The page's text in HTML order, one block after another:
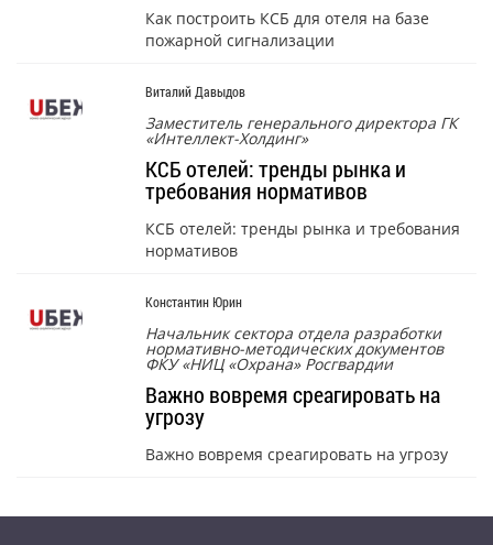
Как построить КСБ для отеля на базе
пожарной сигнализации
Виталий Давыдов
Заместитель генерального директора ГК
«Интеллект-Холдинг»
КСБ отелей: тренды рынка и
требования нормативов
КСБ отелей: тренды рынка и требования
нормативов
Константин Юрин
Начальник сектора отдела разработки
нормативно-методических документов
ФКУ «НИЦ «Охрана» Росгвардии
Важно вовремя среагировать на
угрозу
Важно вовремя среагировать на угрозу